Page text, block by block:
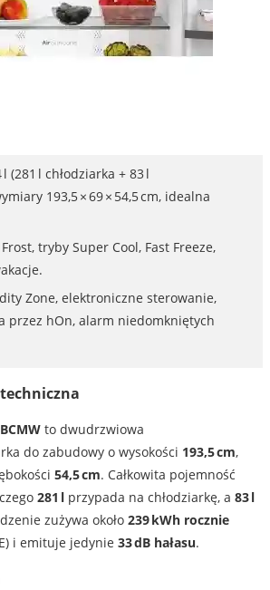
(281 l chłodziarka + 83 l
193,5 × 69 × 54,5 cm, idealna
tryby Super Cool, Fast Freeze,
Zone, elektroniczne sterowanie,
przez hOn, alarm niedomkniętych
to dwudrzwiowa
do zabudowy o wysokości 193,5 cm,
54,5 cm. Całkowita pojemność
281 lprzypada na chłodziarkę, a 83 l
zużywa około 239 kWh rocznie
i emituje jedynie 33 dB hałasu.